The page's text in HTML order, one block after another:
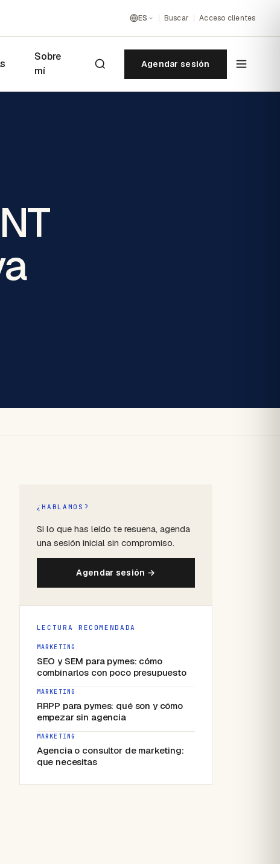
ES Buscar Acceso clientes
Sobre
mí
Agendar sesión
¿HABLAMOS?
Si lo que has leído te resuena, agenda
una sesión inicial sin compromiso.
Agendar sesión →
LECTURA RECOMENDADA
MARKETING
SEO y SEM para pymes: cómo
combinarlos con poco presupuesto
MARKETING
RRPP para pymes: qué son y cómo
empezar sin agencia
MARKETING
Agencia o consultor de marketing:
que necesitas